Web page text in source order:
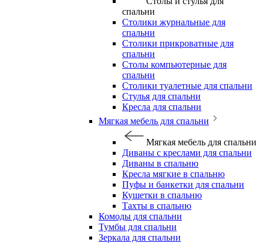
спальни
Столики журнальные для
спальни
Столики прикроватные для
спальни
Столы компьютерные для
спальни
Столики туалетные для спальни
Стулья для спальни
Кресла для спальни
Мягкая мебель для спальни
Мягкая мебель для спальни
Диваны с креслами для спальни
Диваны в спальню
Кресла мягкие в спальню
Пуфы и банкетки для спальни
Кушетки в спальню
Тахты в спальню
Комоды для спальни
Тумбы для спальни
Зеркала для спальни